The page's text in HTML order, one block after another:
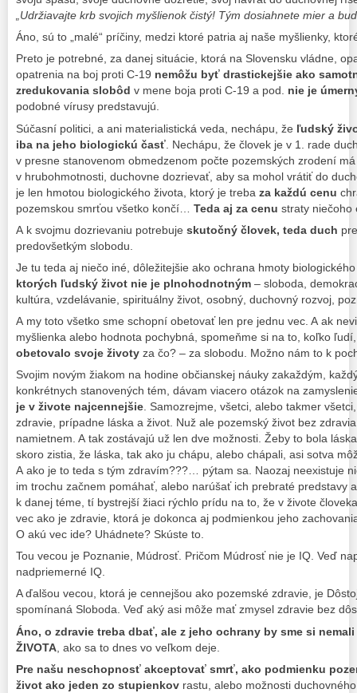
„Udržiavajte krb svojich myšlienok čistý! Tým dosiahnete mier a
Áno, sú to „malé“ príčiny, medzi ktoré patria aj naše myšlienky,
Preto je potrebné, za danej situácie, ktorá na Slovensku vládne,
opatrenia na boj proti C-19 nemôžu byť drastickejšie ako
zredukovania slobôd v mene boja proti C-19 a pod. nie je
podobné vírusy predstavujú.
Súčasní politici, a ani materialistická veda, nechápu, že ľudský
iba na jeho biologickú časť . Nechápu, že človek je v 1. rade
v presne stanovenom obmedzenom počte pozemských zrodení
v hrubohmotnosti, duchovne dozrievať, aby sa mohol vrátiť do
je len hmotou biologického života, ktorý je treba za každú cenu
pozemskou smrťou všetko končí… Teda aj za cenu straty niečoho
A k svojmu dozrievaniu potrebuje skutočný človek, teda duch
predovšetkým slobodu.
Je tu teda aj niečo iné, dôležitejšie ako ochrana hmoty
ktorých ľudský život nie je plnohodnotným – sloboda,
kultúra, vzdelávanie, spirituálny život, osobný, duchovný rozvoj,
A my toto všetko sme schopní obetovať len pre jednu vec. A ak
myšlienka alebo hodnota pochybná, spomeňme si na to, koľko
obetovalo svoje životy za čo? – za slobodu. Možno nám to k
Svojim novým žiakom na hodine občianskej náuky zakaždým,
konkrétnych stanovených tém, dávam viacero otázok na
je v živote najcennejšie . Samozrejme, všetci, alebo takmer
zdravie, prípadne láska a život. Nuž ale pozemský život bez
namietnem. A tak zostávajú už len dve možnosti. Žeby to bola
skoro zistia, že láska, tak ako ju chápu, alebo chápali, asi sotva
A ako je to teda s tým zdravím???… pýtam sa. Naozaj neexistuje
im trochu začnem pomáhať, alebo narúšať ich prebraté predstavy
k danej téme, tí bystrejší žiaci rýchlo prídu na to, že v živote
vec ako je zdravie, ktorá je dokonca aj podmienkou jeho
O akú vec ide? Uhádnete? Skúste to.
Tou vecou je Poznanie, Múdrosť. Pričom Múdrosť nie je IQ. Veď
nadpriemerné IQ.
A ďalšou vecou, ktorá je cennejšou ako pozemské zdravie, je
spomínaná Sloboda. Veď aký asi môže mať zmysel zdravie bez
Áno, o zdravie treba dbať, ale z jeho ochrany by sme si nemali
ŽIVOTA , ako sa to dnes vo veľkom deje.
Pre našu neschopnosť akceptovať smrť, ako podmienku
život ako jeden zo stupienkov rastu, alebo možnosti